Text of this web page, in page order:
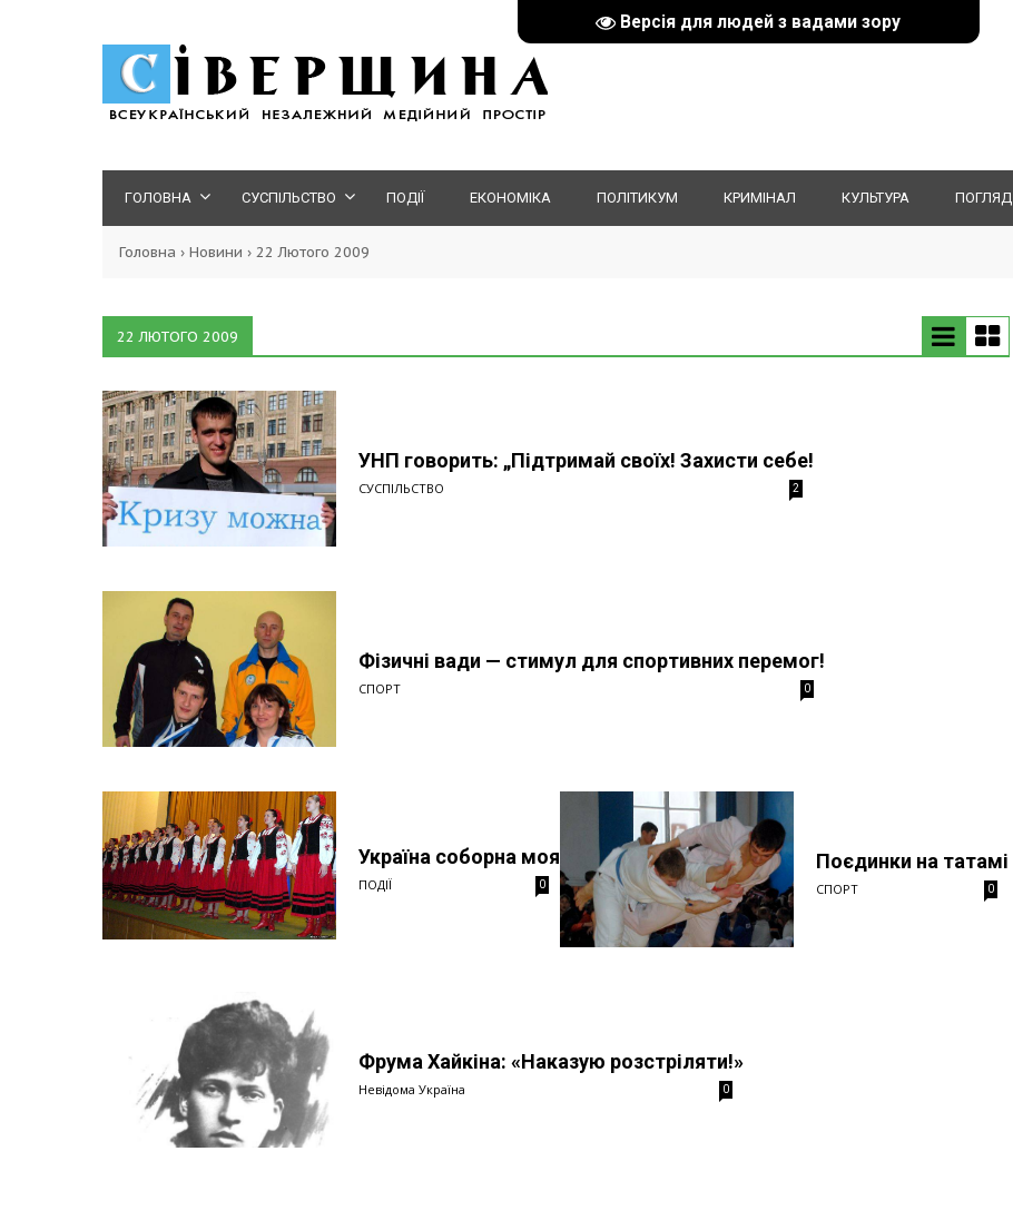
Версія для людей з вадами зору
ГОЛОВНА СУСПІЛЬСТВО ПОДІЇ ЕКОНОМІКА ПОЛІТИКУМ КРИМІНАЛ КУЛЬТУРА ПОГЛЯД
Головна › Новини › 22 Лютого 2009
22 ЛЮТОГО 2009
УНП говорить: „Підтримай своїх! Захисти себе!
СУСПІЛЬСТВО 2
Фізичні вади — стимул для спортивних перемог!
СПОРТ 0
Україна соборна моя
ПОДІЇ 0
Поєдинки на татамі
СПОРТ 0
Фрума Хайкіна: «Наказую розстріляти!»
Невідома Україна 0